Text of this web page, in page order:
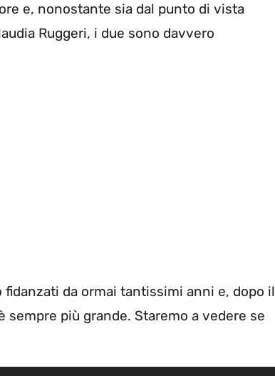
e, nonostante sia dal punto di vista
Ruggeri, i due sono davvero
da ormai tantissimi anni e, dopo il
più grande. Staremo a vedere se